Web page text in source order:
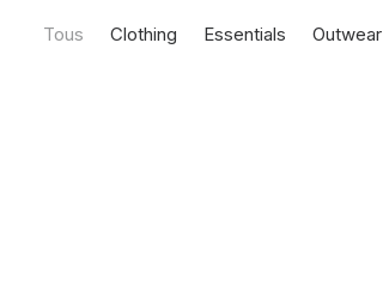
Tous Clothing Essentials Outwear